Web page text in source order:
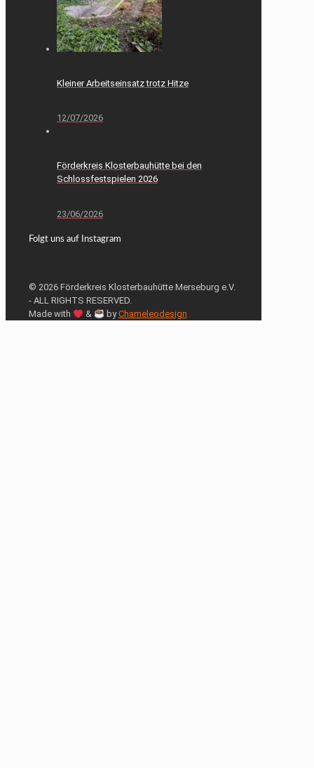
Kleiner Arbeitseinsatz trotz Hitze
12/07/2026
Förderkreis Klosterbauhütte bei den
Schlossfestspielen 2026
23/06/2026
Folgt uns auf Instagram
© 2026 Förderkreis Klosterbauhütte Merseburg e.V.
- ALL RIGHTS RESERVED.
Made with
& byChameleodesign